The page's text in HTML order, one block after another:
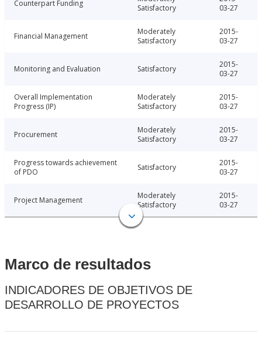
Counterpart Funding
Satisfactory
03-27
Financial Management
Moderately
Satisfactory
2015-
03-27
Monitoring and Evaluation Satisfactory
2015-
03-27
Overall Implementation
Progress (IP)
Moderately
Satisfactory
2015-
03-27
Procurement
Moderately
Satisfactory
2015-
03-27
Progress towards achievement
of PDO
Satisfactory
2015-
03-27
Project Management
Moderately
Satisfactory
2015-
03-27
Marco de resultados
INDICADORES DE OBJETIVOS DE
DESARROLLO DE PROYECTOS